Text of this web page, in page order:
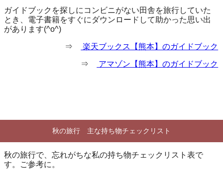
ガイドブックを探しにコンビニがない田舎を旅行していた
とき、電子書籍をすぐにダウンロードして助かった思い出
があります(^o^)
⇒ 楽天ブックス【熊本】のガイドブック
⇒ アマゾン【熊本】のガイドブック
秋の旅行 主な持ち物チェックリスト
秋の旅行で、忘れがちな私の持ち物チェックリスト表で
す。ご参考に。